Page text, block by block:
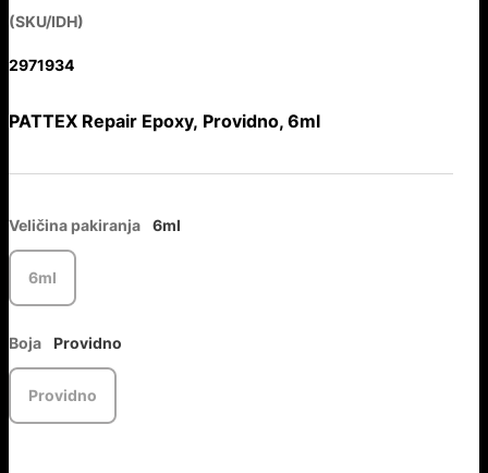
(SKU/IDH)
2971934
PATTEX Repair Epoxy, Providno, 6ml
Veličina pakiranja 6ml
6ml
Boja Providno
Providno